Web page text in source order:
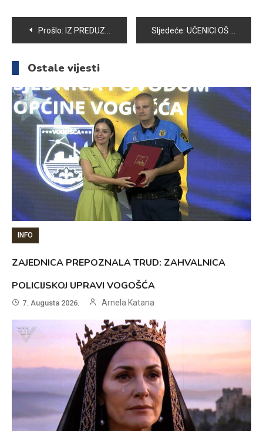
Navigacija
članaka
Prošlo: IZ PREDUZEĆA “BAGS- ENERGOTEHNIKA” KORISNICIMA PORUČUJU: NE ISPUŠTAJTE VODU IZ SVOJIH RADIJATORA. U ULICI TOME MENDEŠA OTKLONJEN KVAR NA TOPLOVODU Sljedeće: UČENICI OŠ “ZAJKO DELIĆ” PRVO POLUGODIŠTE ZAVRŠILI VRLODOBRIM USPJEHOM I SREDNJOM OCJENOM 4,21
Ostale vijesti
INFO
ZAJEDNICA PREPOZNALA TRUD: ZAHVALNICA
POLICIJSKOJ UPRAVI VOGOŠĆA
7. Augusta 2026. Arnela Katana